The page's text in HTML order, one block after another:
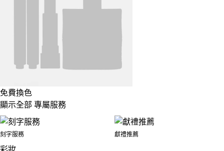
免費換色
顯示全部 專屬服務
刻字服務 獻禮推薦